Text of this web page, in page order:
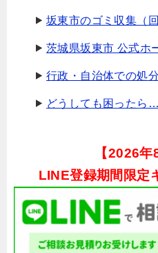
坂東市のゴミ収集（
茨城県坂東市 公式ホ
行政・自治体での処
どうしても困ったら
【2026年
LINE登録期間限定